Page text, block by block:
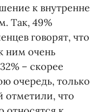
к внутренне
Так, 49%
говорят, что
ним очень
– скорее
очередь, только
отметили, что